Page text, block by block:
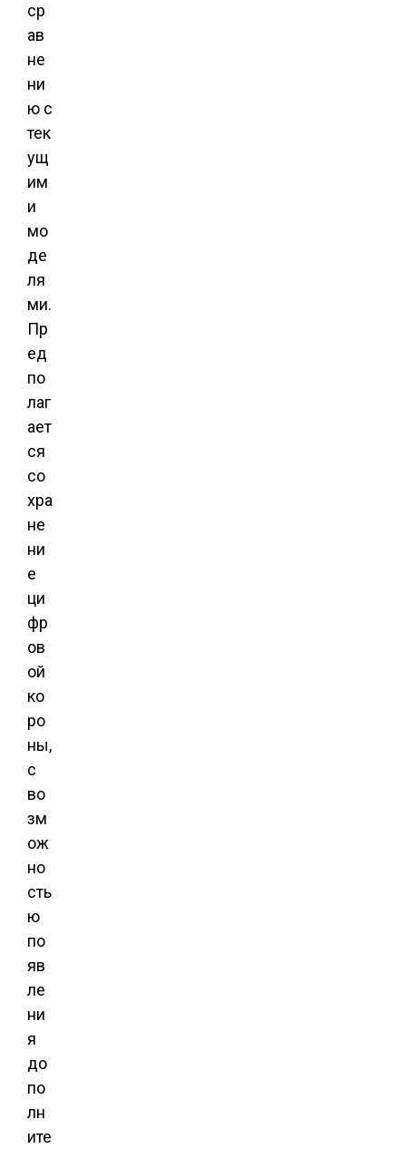
ср
ав
не
ни
ю с
тек
ущ
им
и
мо
де
ля
ми.
Пр
ед
по
лаг
ает
ся
со
хра
не
ни
е
ци
фр
ов
ой
ко
ро
ны,
с
во
зм
ож
но
сть
ю
по
яв
ле
ни
я
до
по
лн
ите